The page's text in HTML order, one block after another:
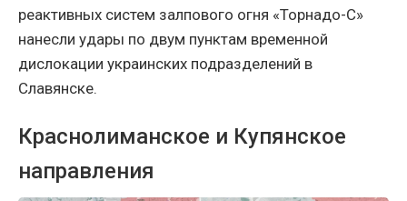
реактивных систем залпового огня «Торнадо-С»
нанесли удары по двум пунктам временной
дислокации украинских подразделений в
Славянске.
Краснолиманское и Купянское
направления